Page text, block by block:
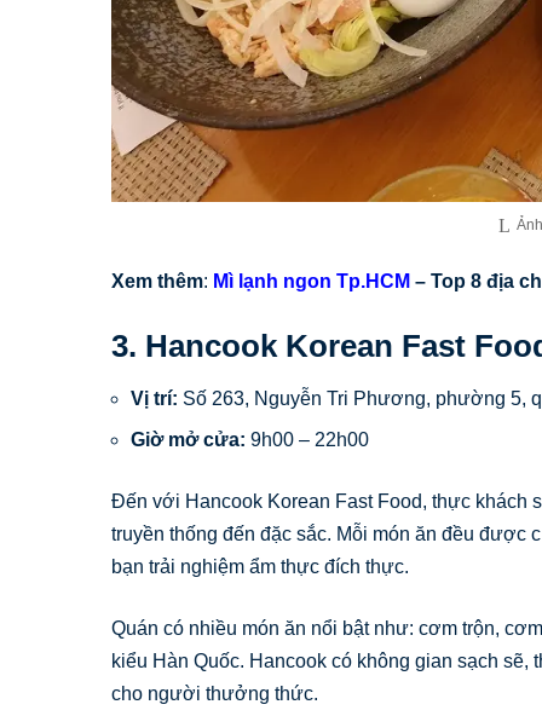
Xem thêm: Mì lạnh ngon Tp.HCM – Top 8 địa
3. Hancook Korean Fast
Vị trí: Số 263, Nguyễn Tri Phương, phường 5,
Giờ mở cửa: 9h00 – 22h00
Đến với Hancook Korean Fast Food, thực khách
truyền thống đến đặc sắc. Mỗi món ăn đều
bạn trải nghiệm ẩm thực đích thực.
Quán có nhiều món ăn nổi bật như: cơm trộn,
kiểu Hàn Quốc. Hancook có không gian sạch sẽ,
cho người thưởng thức.